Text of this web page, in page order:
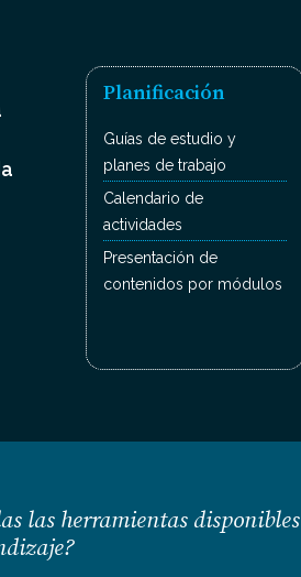
Planificación
Guías de estudio y
planes de trabajo
Calendario de
actividades
Presentación de
contenidos por módulos
las herramientas